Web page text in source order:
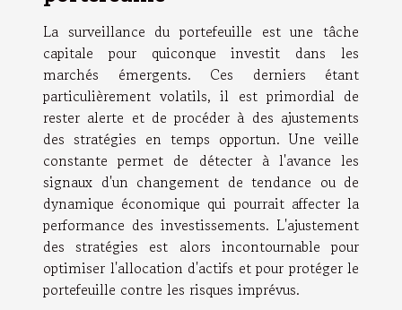
La surveillance du portefeuille est une tâche
capitale pour quiconque investit dans les
marchés émergents. Ces derniers étant
particulièrement volatils, il est primordial de
rester alerte et de procéder à des ajustements
des stratégies en temps opportun. Une veille
constante permet de détecter à l'avance les
signaux d'un changement de tendance ou de
dynamique économique qui pourrait affecter la
performance des investissements. L'ajustement
des stratégies est alors incontournable pour
optimiser l'allocation d'actifs et pour protéger le
portefeuille contre les risques imprévus.